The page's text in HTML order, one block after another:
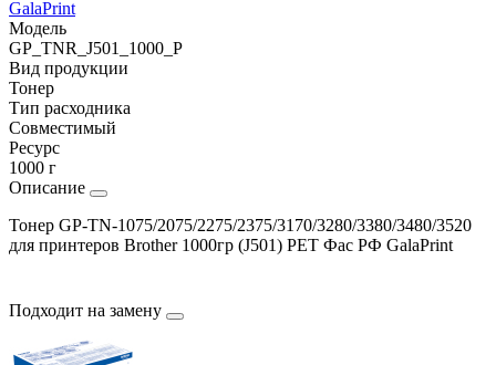
GalaPrint
Модель
GP_TNR_J501_1000_P
Вид продукции
Тонер
Тип расходника
Совместимый
Ресурс
1000 г
Описание
Тонер GP-TN-1075/2075/2275/2375/3170/3280/3380/3480/3520
для принтеров Brother 1000гр (J501) PET Фас РФ GalaPrint
Подходит на замену